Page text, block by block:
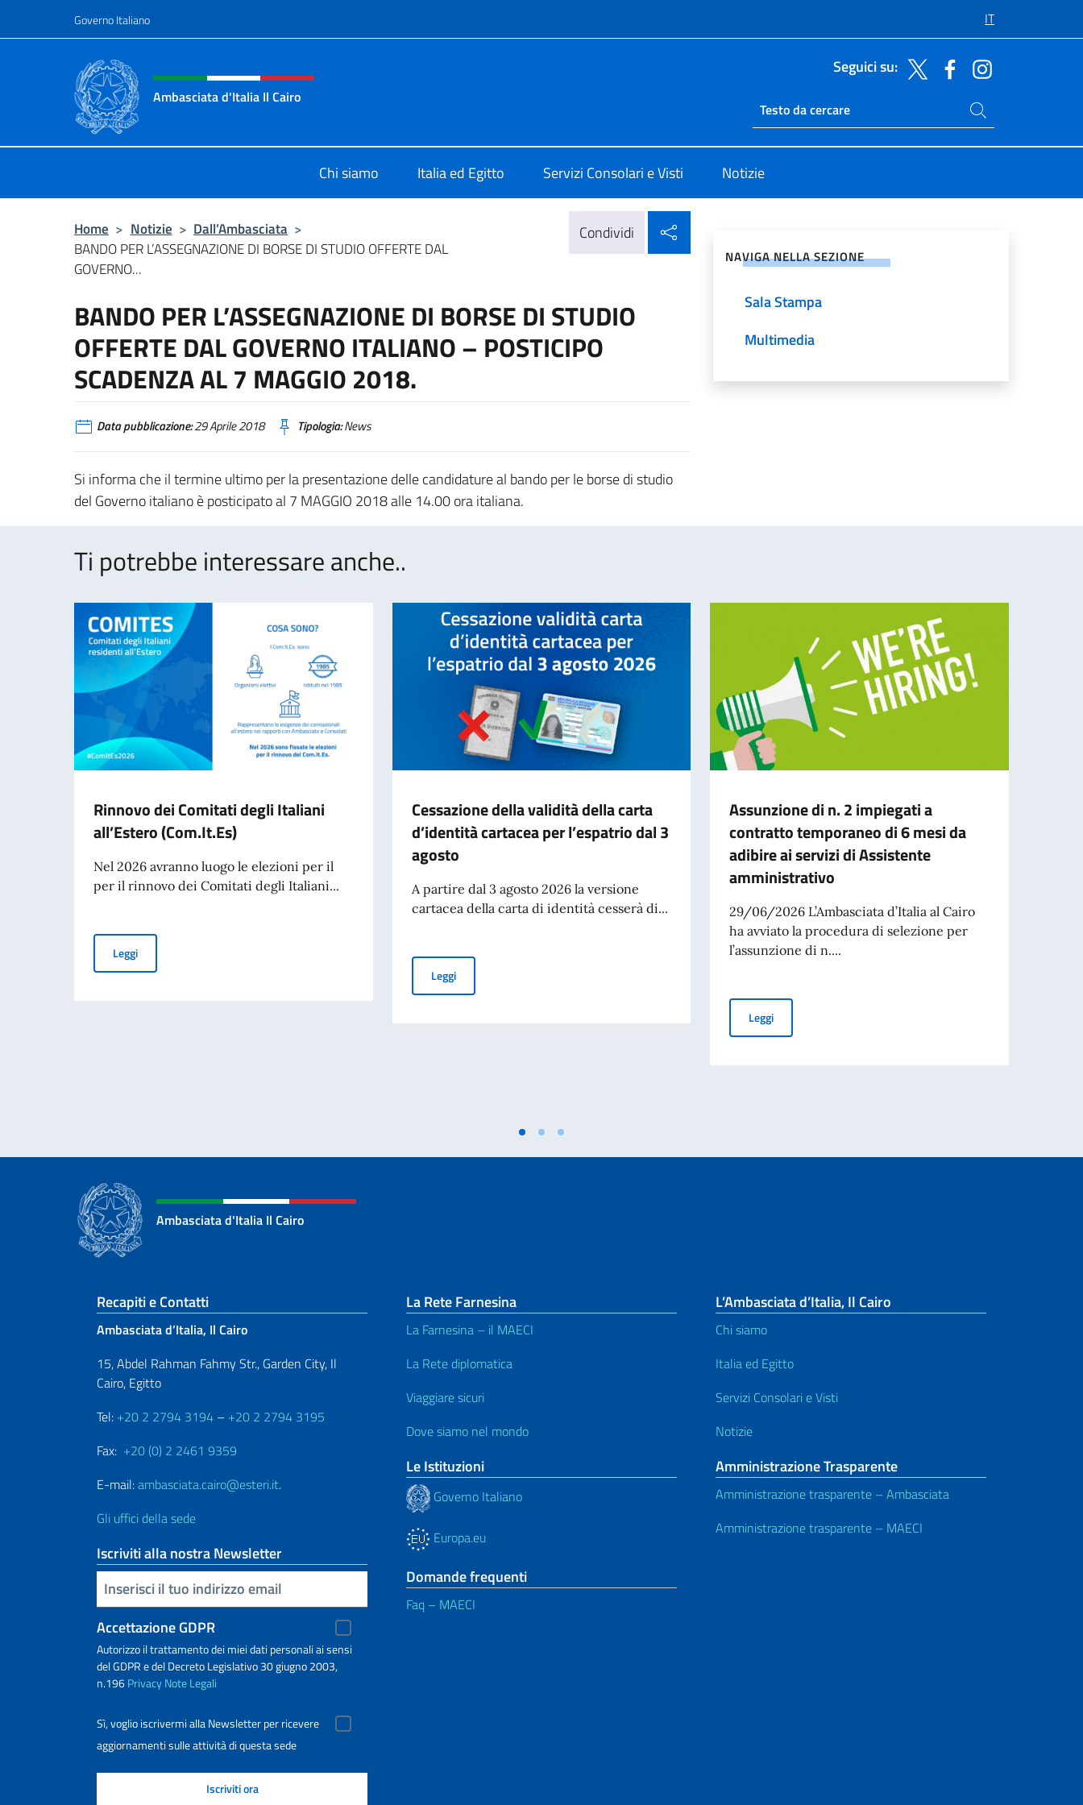
Governo Italiano IT
Intestazione sito, social e menù
Ambasciata d'Italia Il Cairo
Seguici su:
Ricerca sito live
Cerca nel sito
Chi siamo Italia ed Egitto Servizi Consolari e Visti Notizie
Home > Notizie > Dall’Ambasciata >
BANDO PER L’ASSEGNAZIONE DI BORSE DI STUDIO OFFERTE DAL
GOVERNO...
Condividi
BANDO PER L’ASSEGNAZIONE DI BORSE DI STUDIO
OFFERTE DAL GOVERNO ITALIANO – POSTICIPO
SCADENZA AL 7 MAGGIO 2018.
Data pubblicazione:29 Aprile 2018 Tipologia:News
Si informa che il termine ultimo per la presentazione delle candidature al bando per le borse di studio
del Governo italiano è posticipato al 7 MAGGIO 2018 alle 14.00 ora italiana.
NAVIGA NELLA SEZIONE
Sala Stampa
Multimedia
Ti potrebbe interessare anche..
Rinnovo dei Comitati degli Italiani
all’Estero (Com.It.Es)
Nel 2026 avranno luogo le elezioni per il
per il rinnovo dei Comitati degli Italiani...
LeggiRinnovo dei Comitati degli Italiani all’Estero (Com.It.Es)
Cessazione della validità della carta
d’identità cartacea per l’espatrio dal 3
agosto
A partire dal 3 agosto 2026 la versione
cartacea della carta di identità cesserà di...
LeggiCessazione della validità della carta d’identità cartacea per l’espatrio dal 3 agosto
Assunzione di n. 2 impiegati a
contratto temporaneo di 6 mesi da
adibire ai servizi di Assistente
amministrativo
29/06/2026 L’Ambasciata d’Italia al Cairo
ha avviato la procedura di selezione per
l’assunzione di n....
LeggiAssunzione di n. 2 impiegati a contratto temporaneo di 6 mesi
Ambasciata d'Italia Il Cairo
Sezione footer
Recapiti e Contatti
Ambasciata d’Italia, Il Cairo
15, Abdel Rahman Fahmy Str., Garden City, Il
Cairo, Egitto
Tel: +20 2 2794 3194 – +20 2 2794 3195
Fax: +20 (0) 2 2461 9359
E-mail:ambasciata.cairo@esteri.it.
Gli uffici della sede
Iscriviti alla nostra Newsletter
Inserisci la tua email
Accettazione GDPR
Autorizzo il trattamento dei miei dati personali ai sensi
del GDPR e del Decreto Legislativo 30 giugno 2003,
n.196PrivacyNote Legali
Sì, voglio iscrivermi alla Newsletter per ricevere
aggiornamenti sulle attività di questa sede
La Rete Farnesina
La Farnesina – il MAECI
La Rete diplomatica
Viaggiare sicuri
Dove siamo nel mondo
Le Istituzioni
Governo Italiano
Europa.eu
Domande frequenti
Faq – MAECI
L’Ambasciata d’Italia, Il Cairo
Chi siamo
Italia ed Egitto
Servizi Consolari e Visti
Notizie
Amministrazione Trasparente
Amministrazione trasparente – Ambasciata
Amministrazione trasparente – MAECI